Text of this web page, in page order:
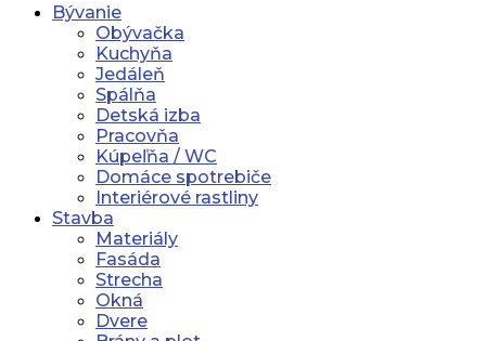
Bývanie
Obývačka
Kuchyňa
Jedáleň
Spálňa
Detská izba
Pracovňa
Kúpeľňa / WC
Domáce spotrebiče
Interiérové rastliny
Stavba
Materiály
Fasáda
Strecha
Okná
Dvere